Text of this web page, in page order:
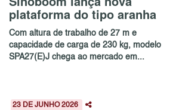
plataforma do tipo aranha
Com altura de trabalho de 27 m e
capacidade de carga de 230 kg, modelo
SPA27(E)J chega ao mercado em...
23 DE JUNHO 2026